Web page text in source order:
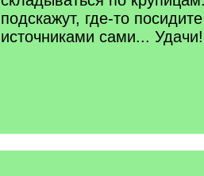
подскажут, где-то
источниками сами...